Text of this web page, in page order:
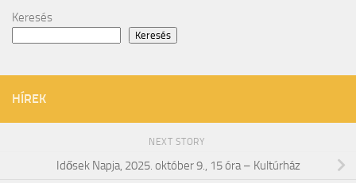
Keresés
Keresés
HÍREK
NEXT STORY
Idősek Napja, 2025. október 9., 15 óra – Kultúrház